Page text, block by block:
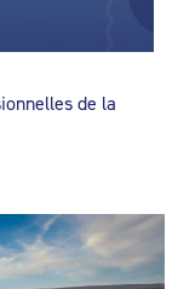
de la